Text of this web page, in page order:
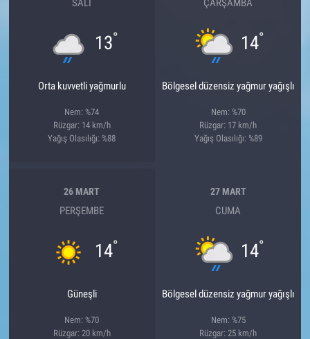
SALI
13°
Orta kuvvetli yağmurlu
Nem: %74
Rüzgar: 14 km/h
Yağış Olasılığı: %88
ÇARŞAMBA
14°
Bölgesel düzensiz yağmur yağışlı
Nem: %70
Rüzgar: 17 km/h
Yağış Olasılığı: %89
26 MART
PERŞEMBE
14°
Güneşli
Nem: %70
Rüzgar: 20 km/h
27 MART
CUMA
14°
Bölgesel düzensiz yağmur yağışlı
Nem: %75
Rüzgar: 25 km/h